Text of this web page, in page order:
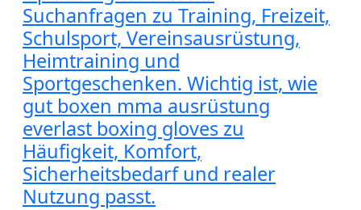
Suchanfragen zu Training, Freizeit,
Schulsport, Vereinsausrüstung,
Heimtraining und
Sportgeschenken. Wichtig ist, wie
gut boxen mma ausrüstung
everlast boxing gloves zu
Häufigkeit, Komfort,
Sicherheitsbedarf und realer
Nutzung passt.